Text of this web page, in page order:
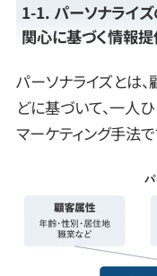
1-1. パーソナライズ
関心に基づく情報
パーソナライズとは
どに基づいて、一人
マーケティング手法で